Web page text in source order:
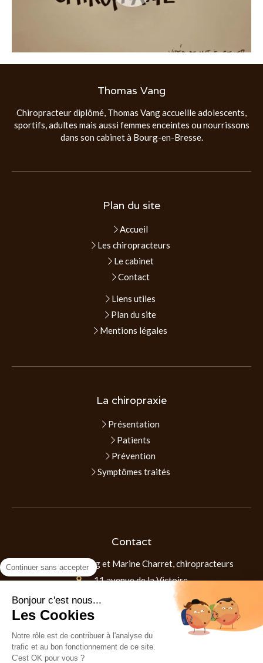
Thomas Vang
Chiropracteur diplômé, Thomas Vang accueille adolescents,
sportifs, adultes mais aussi femmes enceintes ou nourrissons
dans son cabinet à Bourg-en-Bresse.
Plan du site
Accueil
Les chiropracteurs
Le cabinet
Contact
Liens utiles
Plan du site
Mentions légales
La chiropraxie
Présentation
Patients
Prévention
Symptômes traités
Contact
Thomas Vang et Marine Charret, chiropracteurs
11 avenue de la Victoire
Bourg-en-Bresse
Prendre rendez-vous
Continuer sans accepter
Bonjour c'est nous...
Les Cookies
Notre rôle est de contribuer à l'analyse du
trafic et au bon fonctionnement de ce site.
C'est OK pour vous ?